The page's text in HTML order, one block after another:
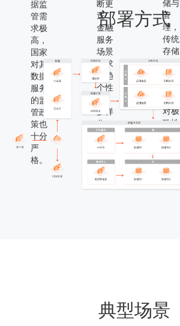
据监
管需
求极
高，
国家
对其
数据
服务
的监
管政
策也
十分
严
格。
断更
迭，
金融
服务
场景
需求
日趋
个性
化、
多样
化。
储与
管
理，
传统
存储
难以
满足
当下
业务
对极
致性
能的
需
求。
部署方式
典型场景